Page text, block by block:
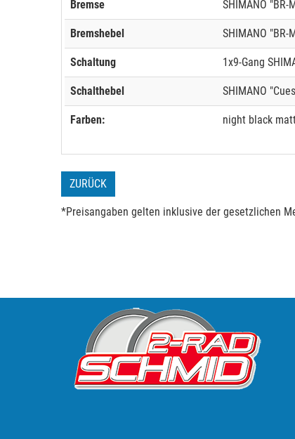
Bremse SHIMANO "BR-
Bremshebel SHIMANO "BR-
Schaltung 1x9-Gang
Schalthebel SHIMANO
Farben: night black
ZURÜCK
*Preisangaben gelten inklusive der gesetzlichen